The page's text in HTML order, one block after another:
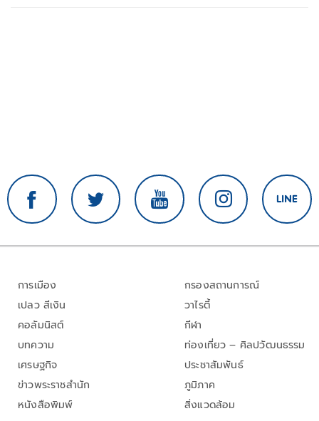
การเมือง
เปลว สีเงิน
คอลัมนิสต์
บทความ
เศรษฐกิจ
ข่าวพระราชสำนัก
หนังสือพิมพ์
กรองสถานการณ์
วาไรตี้
กีฬา
ท่องเที่ยว – ศิลปวัฒนธรรม
ประชาสัมพันธ์
ภูมิภาค
สิ่งแวดล้อม